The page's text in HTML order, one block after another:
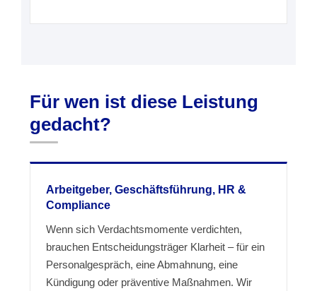
Für wen ist diese Leistung
gedacht?
Arbeitgeber, Geschäftsführung, HR &
Compliance
Wenn sich Verdachtsmomente verdichten,
brauchen Entscheidungsträger Klarheit – für ein
Personalgespräch, eine Abmahnung, eine
Kündigung oder präventive Maßnahmen. Wir